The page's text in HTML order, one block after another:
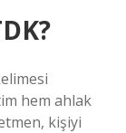
hem ahlak
kişiyi